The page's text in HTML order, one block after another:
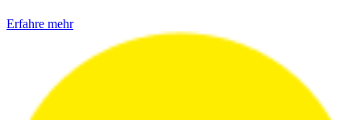
Erfahre mehr